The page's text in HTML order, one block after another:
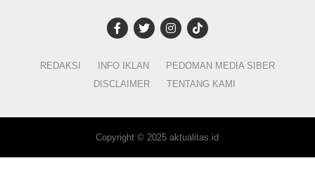
REDAKSI INFO IKLAN
PEDOMAN MEDIA SIBER
DISCLAIMER
TENTANG KAMI
Copyright © 2025 aktualitas.id